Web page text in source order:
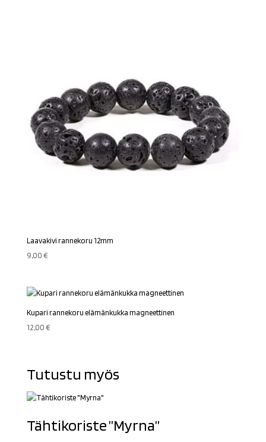
Laavakivi rannekoru 12mm
9,00€
Kupari rannekoru elämänkukka magneettinen
12,00€
Tutustu myös
Tähtikoriste ”Myrna”